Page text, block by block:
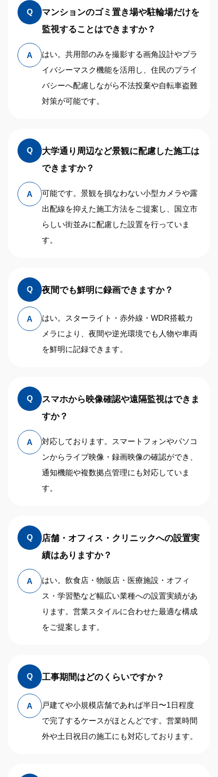
Q
マンションのゴミ置き場や駐輪場だけを
監視することはできますか？
A
はい。共用部のみを撮影する画角設計やプラ
イバシーマスク機能を活用し、住民のプライ
バシーへ配慮しながら不法投棄や自転車盗難
対策が可能です。
Q
大学通り周辺など景観に配慮した施工は
できますか？
A
可能です。景観を損なわない小型カメラや露
出配線を抑えた施工方法をご提案し、国立市
らしい街並みに配慮した設置を行っていま
す。
Q 夜間でも鮮明に録画できますか？
A
はい。スターライト・赤外線・WDR搭載カ
メラにより、夜間や逆光環境でも人物や車両
を鮮明に記録できます。
Q
スマホから映像確認や遠隔監視はできま
すか？
A
対応しております。スマートフォンやパソコ
ンからライブ映像・録画映像の確認ができ、
通知機能や複数拠点管理にも対応していま
す。
Q
店舗・オフィス・クリニックへの設置実
績はありますか？
A
はい。飲食店・物販店・医療施設・オフィ
ス・学習塾など幅広い業種への設置実績があ
ります。営業スタイルに合わせた最適な構成
をご提案します。
Q 工事期間はどのくらいですか？
A
戸建てや小規模店舗であれば半日〜1日程度
で完了するケースがほとんどです。営業時間
外や土日祝日の施工にも対応しております。